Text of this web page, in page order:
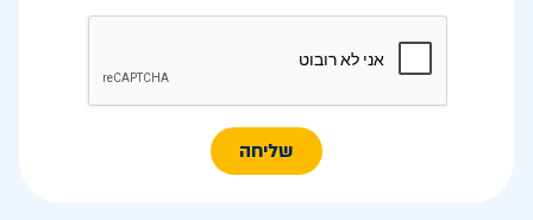
שליחה